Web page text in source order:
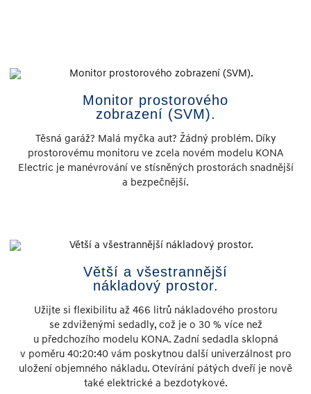
Monitor prostorového
zobrazení (SVM).
Těsná garáž? Malá myčka aut? Žádný problém. Díky
prostorovému monitoru ve zcela novém modelu KONA
Electric je manévrování ve stísněných prostorách snadnější
a bezpečnější.
Větší a všestrannější
nákladový prostor.
Užijte si flexibilitu až 466 litrů nákladového prostoru
se zdviženými sedadly, což je o 30 % více než
u předchozího modelu KONA. Zadní sedadla sklopná
v poměru 40:20:40 vám poskytnou další univerzálnost pro
uložení objemného nákladu. Otevírání pátých dveří je nově
také elektrické a bezdotykové.